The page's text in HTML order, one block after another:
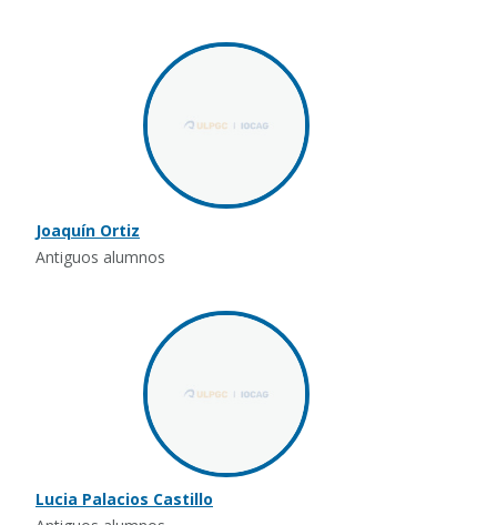
Joaquín Ortiz
Antiguos alumnos
Lucia Palacios Castillo